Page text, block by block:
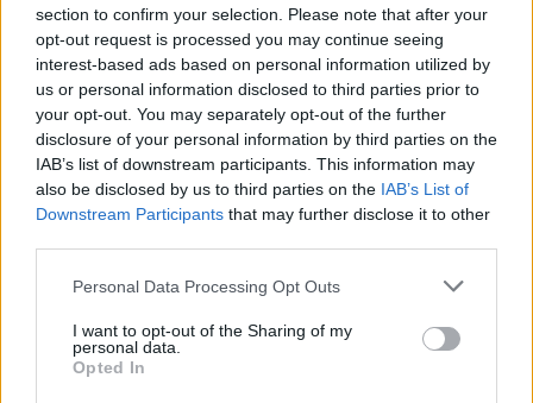
section to confirm your selection. Please note that after your
opt-out request is processed you may continue seeing
interest-based ads based on personal information utilized by
us or personal information disclosed to third parties prior to
your opt-out. You may separately opt-out of the further
disclosure of your personal information by third parties on the
IAB’s list of downstream participants. This information may
also be disclosed by us to third parties on the IAB’s List of
Downstream Participants that may further disclose it to other
Please note that this website/app uses one or more Google
not limited to your visit or usage behaviour. You may click to
grant or deny consent to Google and its third-party tags to
use your data for below specified purposes in below Google
Personal Data Processing Opt Outs
I want to opt-out of the Sharing of my
personal data.
Opted In
Tasnádi
Csaba
tájékoztatása szerint a fesztivál
kamaraszínházi programjában naponta két
csúnya, a TÁP Színház a Keresők, a HOPPart
Társulat a Halálkemény, a KoMa Társulat a
Plazma, a Vidám Színpad a Szerelmes hal, míg
a tatabányai Jászai Mari Színház a Magyar a